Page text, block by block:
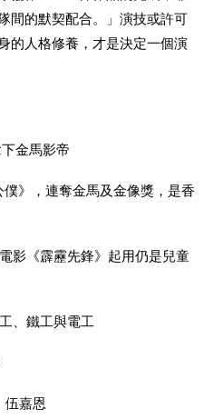
間的默契配合。」演技或許可
的人格修養，才是決定一個演
金馬影帝
》，連奪金馬及金像獎，是香
影《霹靂先鋒》起用仍是兒童
、鐵工與電工
伍嘉恩